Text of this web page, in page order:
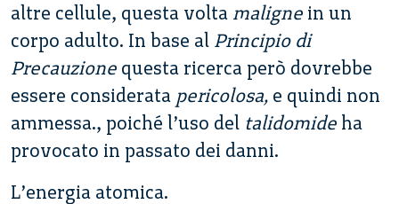
altre cellule, questa volta maligne in un
corpo adulto. In base al Principio di
Precauzione questa ricerca però dovrebbe
essere considerata pericolosa, e quindi non
ammessa., poiché l’uso del talidomide ha
provocato in passato dei danni.
L’energia atomica.